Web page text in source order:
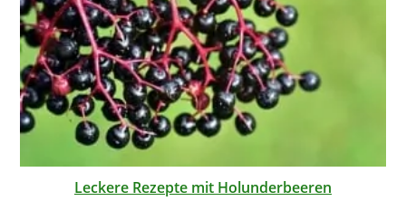
Leckere Rezepte mit Holunderbeeren